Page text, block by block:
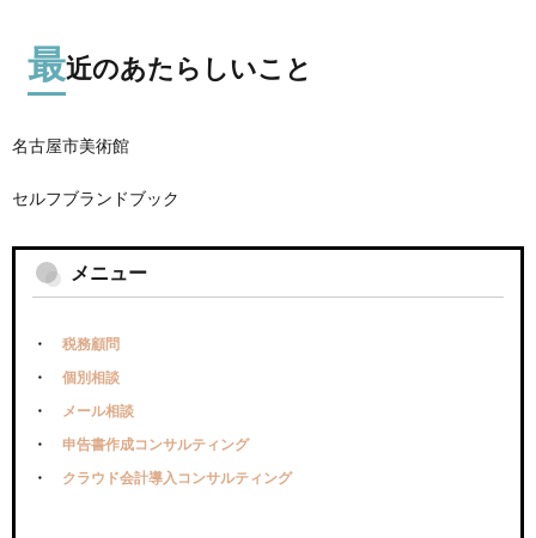
最近のあたらしいこと
名古屋市美術館
セルフブランドブック
メニュー
税務顧問
個別相談
メール相談
申告書作成コンサルティング
クラウド会計導入コンサルティング